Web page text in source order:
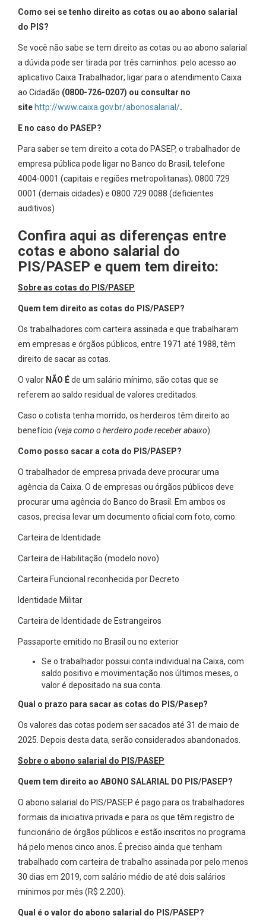
Como sei se tenho direito as cotas ou ao abono salarial
do PIS?
Se você não sabe se tem direito as cotas ou ao abono salarial
a dúvida pode ser tirada por três caminhos: pelo acesso ao
aplicativo Caixa Trabalhador; ligar para o atendimento Caixa
ao Cidadão (0800-726-0207) ou consultar no
site http://www.caixa.gov.br/abonosalarial/.
E no caso do PASEP?
Para saber se tem direito a cota do PASEP, o trabalhador de
empresa pública pode ligar no Banco do Brasil, telefone
4004-0001 (capitais e regiões metropolitanas); 0800 729
0001 (demais cidades) e 0800 729 0088 (deficientes
auditivos)
Confira aqui as diferenças entre
cotas e abono salarial do
PIS/PASEP e quem tem direito:
Sobre as cotas do PIS/PASEP
Quem tem direito as cotas do PIS/PASEP?
Os trabalhadores com carteira assinada e que trabalharam
em empresas e órgãos públicos, entre 1971 até 1988, têm
direito de sacar as cotas.
O valor NÃO Éde um salário mínimo, são cotas que se
referem ao saldo residual de valores creditados.
Caso o cotista tenha morrido, os herdeiros têm direito ao
benefício (veja como o herdeiro pode receber abaixo).
Como posso sacar a cota do PIS/PASEP?
O trabalhador de empresa privada deve procurar uma
agência da Caixa. O de empresas ou órgãos públicos deve
procurar uma agência do Banco do Brasil. Em ambos os
casos, precisa levar um documento oficial com foto, como:
Carteira de Identidade
Carteira de Habilitação (modelo novo)
Carteira Funcional reconhecida por Decreto
Identidade Militar
Carteira de Identidade de Estrangeiros
Passaporte emitido no Brasil ou no exterior
Se o trabalhador possui conta individual na Caixa, com
saldo positivo e movimentação nos últimos meses, o
valor é depositado na sua conta.
Qual o prazo para sacar as cotas do PIS/Pasep?
Os valores das cotas podem ser sacados até 31 de maio de
2025. Depois desta data, serão considerados abandonados.
Sobre o abono salarial do PIS/PASEP
Quem tem direito ao ABONO SALARIAL DO PIS/PASEP?
O abono salarial do PIS/PASEP é pago para os trabalhadores
formais da iniciativa privada e para os que têm registro de
funcionário de órgãos públicos e estão inscritos no programa
há pelo menos cinco anos. É preciso ainda que tenham
trabalhado com carteira de trabalho assinada por pelo menos
30 dias em 2019, com salário médio de até dois salários
mínimos por mês (R$ 2.200).
Qual é o valor do abono salarial do PIS/PASEP?